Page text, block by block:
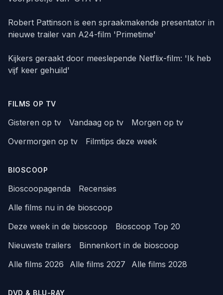
Robert Pattinson is een spraakmakende presentator in
nieuwe trailer van A24-film 'Primetime'
Kijkers geraakt door meeslepende Netflix-film: 'Ik heb
vijf keer gehuild'
FILMS OP TV
Gisteren op tv Vandaag op tv
Morgen op tv
Overmorgen op tv
Filmtips deze week
BIOSCOOP
Bioscoopagenda
Recensies
Alle films nu in de bioscoop
Deze week in de bioscoop
Bioscoop Top 20
Nieuwste trailers
Binnenkort in de bioscoop
Alle films 2026
Alle films 2027 Alle films 2028
DVD & BLU-RAY